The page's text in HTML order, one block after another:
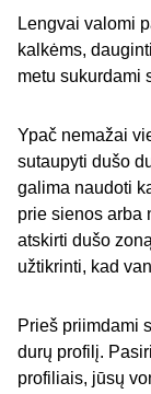
Lengvai valomi
kalkėms,
metu sukurdami
Ypač nemažai
sutaupyti dušo
galima naudoti
prie sienos arba
atskirti dušo
užtikrinti, kad
Prieš priimdami
durų profilį.
profiliais, jūsų